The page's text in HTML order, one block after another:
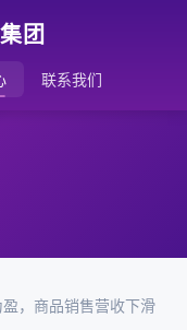
团
联系我们
，商品销售营收下滑